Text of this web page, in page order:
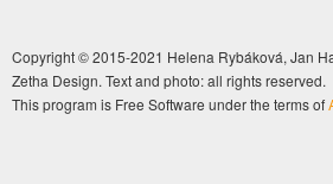
Copyright © 2015-2021 Helena Rybáková, Jan
Zetha Design. Text and photo: all rights reserved.
This program is Free Software under the terms of